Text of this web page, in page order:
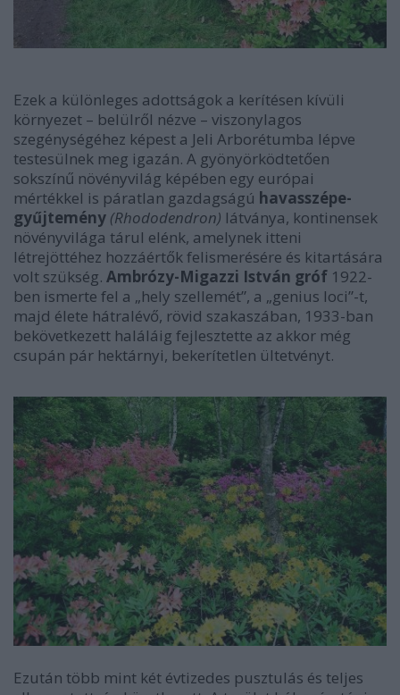
Ezek a különleges adottságok a kerítésen kívüli
környezet – belülről nézve – viszonylagos
szegénységéhez képest a Jeli Arborétumba lépve
testesülnek meg igazán. A gyönyörködtetően
sokszínű növényvilág képében egy európai
mértékkel is páratlan gazdagságú havasszépe-
gyűjtemény (Rhododendron) látványa, kontinensek
növényvilága tárul elénk, amelynek itteni
létrejöttéhez hozzáértők felismerésére és kitartására
volt szükség. Ambrózy-Migazzi István gróf 1922-
ben ismerte fel a „hely szellemét”, a „genius loci”-t,
majd élete hátralévő, rövid szakaszában, 1933-ban
bekövetkezett haláláig fejlesztette az akkor még
csupán pár hektárnyi, bekerítetlen ültetvényt.
Ezután több mint két évtizedes pusztulás és teljes